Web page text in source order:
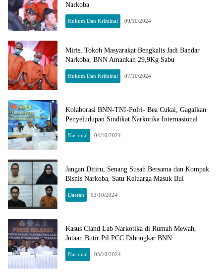
Narkoba
Hukum Dan Kriminal 09/10/2024
Miris, Tokoh Masyarakat Bengkalis Jadi Bandar
Narkoba, BNN Amankan 29,9Kg Sabu
Hukum Dan Kriminal 07/10/2024
Kolaborasi BNN-TNI-Polri- Bea Cukai, Gagalkan
Penyeludupan Sindikat Narkotika Internasional
Nasional 04/10/2024
Jangan Ditiru, Senang Susah Bersama dan Kompak
Bisnis Narkoba, Satu Keluarga Masuk Bui
Daerah 03/10/2024
Kasus Cland Lab Narkotika di Rumah Mewah,
Jutaan Butir Pil PCC Dibongkar BNN
Nasional 03/10/2024